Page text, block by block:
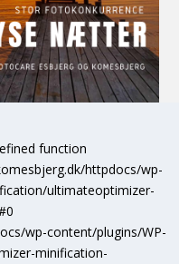
function
httpdocs/wp-
ultimateoptimizer-
wp-content/plugins/WP-
minification-